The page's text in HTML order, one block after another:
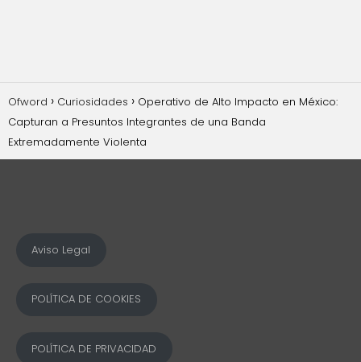
Ofword Curiosidades
Operativo de Alto Impacto en México:
Capturan a Presuntos Integrantes de una Banda
Extremadamente Violenta
Aviso Legal
POLÍTICA DE COOKIES
POLÍTICA DE PRIVACIDAD